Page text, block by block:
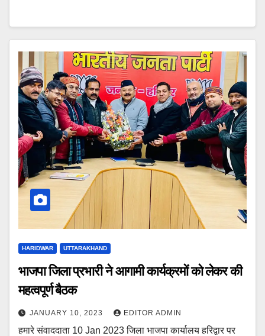
HARIDWAR UTTARAKHAND
भाजपा जिला प्रभारी ने आगामी कार्यक्रमों को लेकर की
महत्वपूर्ण बैठक
JANUARY 10, 2023 EDITOR ADMIN
हमारे संवाददाता 10 Jan 2023 जिला भाजपा कार्यालय हरिद्वार पर